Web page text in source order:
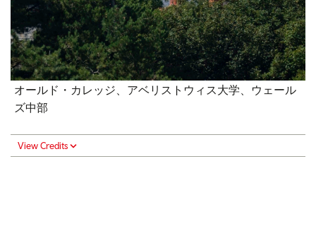
オールド・カレッジ、アベリストウィス大学、ウェール
ズ中部
View Credits